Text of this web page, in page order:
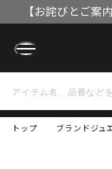
【お詫びとご案
OFF
トップ ブランドジュ